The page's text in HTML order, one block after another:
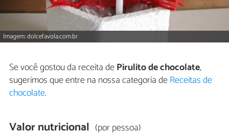
Imagem: dolcefavola.com.br
Se você gostou da receita dePirulito de chocolate,
sugerimos que entre na nossa categoria deReceitas de
chocolate.
Valor nutricional (por pessoa)